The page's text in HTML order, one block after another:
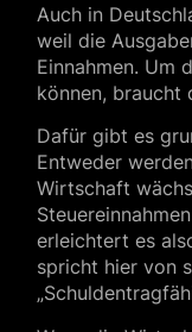
Auch in
weil die
Einnahmen. Um
können, braucht
Dafür gibt es
Entweder
Wirtschaft
erleichtert es
spricht hier von